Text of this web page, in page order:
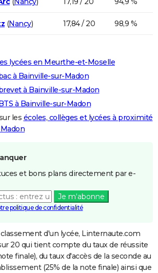
(Nancy) 17,84 / 20 98,9 %
lycées en Meurthe-et-Moselle
à Bainville-sur-Madon
à Bainville-sur-Madon
à Bainville-sur-Madon
les écoles, collèges et lycées à proximité
et bons plans directement par e-
Je m'abonne
politique de confidentialité
d'un lycée, Linternaute.com
20 qui tient compte du taux de réussite
finale), du taux d'accès de la seconde au
(25% de la note finale) ainsi que